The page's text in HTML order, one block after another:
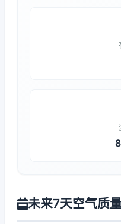
未来7天空气质